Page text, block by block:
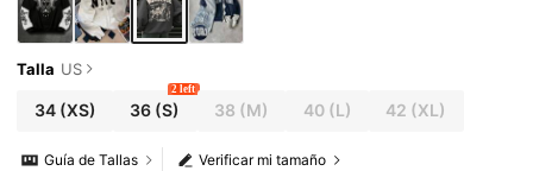
Talla US
34(XS) 36 (S)
2 left
38 (M) 40(L) 42 (XL)
Verificar mi tamaño
Guía de Tallas